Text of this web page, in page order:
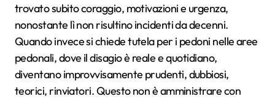
trovato subito coraggio, motivazioni e urgenza,
nonostante lì non risultino incidenti da decenni.
Quando invece si chiede tutela per i pedoni nelle aree
pedonali, dove il disagio è reale e quotidiano,
diventano improvvisamente prudenti, dubbiosi,
teorici, rinviatori. Questo non è amministrare con